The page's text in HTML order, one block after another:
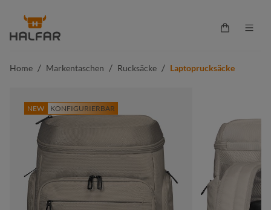
springen
Home / Markentaschen / Rucksäcke / Laptoprucksäcke
NEW KONFIGURIERBAR